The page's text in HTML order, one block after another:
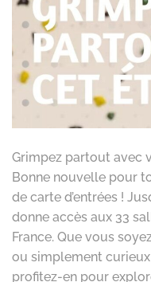
Grimpez partout avec
Bonne nouvelle pour
de carte d’entrées !
donne accès aux 33
France. Que vous
ou simplement
profitez-en pour